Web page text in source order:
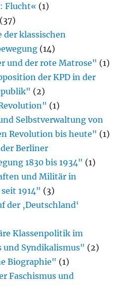
Flucht« (1)
(37)
der klassischen
(14)
und der rote Matrose" (1)
der KPD in der
(2)
(1)
Selbstverwaltung von
Revolution bis heute" (1)
Berliner
1830 bis 1934" (1)
und Militär in
1914" (3)
der ‚Deutschland‘
Klassenpolitik im
und Syndikalismus" (2)
Biographie" (1)
Faschismus und